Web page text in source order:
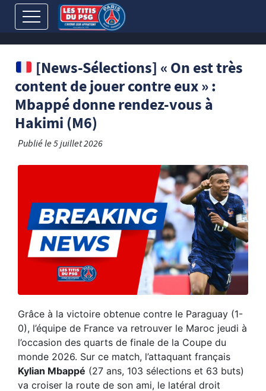
[News-Sélections] « On est très
content de jouer contre eux » :
Mbappé donne rendez-vous à
Hakimi (M6)
Publié le5 juillet 2026
Grâce à la victoire obtenue contre le Paraguay (1-
0), l’équipe de France va retrouver le Maroc jeudi à
l’occasion des quarts de finale de la Coupe du
monde 2026. Sur ce match, l’attaquant français
Kylian Mbappé (27 ans, 103 sélections et 63 buts)
va croiser la route de son ami, le latéral droit